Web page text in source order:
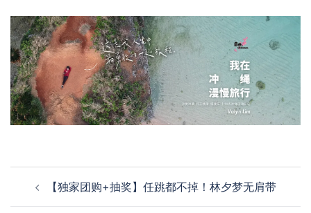
navigation
【独家团购+抽奖】任跳都不掉！林夕梦无肩带